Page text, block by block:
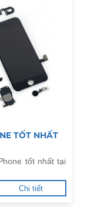
TỐT NHẤT
tốt nhất tại
Chi tiết